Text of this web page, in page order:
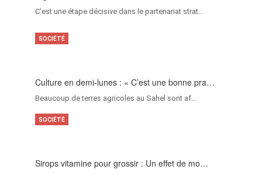
C’est une étape décisive dans le partenariat strat…
Culture en demi-lunes : « C’est une bonne pra…
Beaucoup de terres agricoles au Sahel sont af…
SOCIÉTÉ
Sirops vitamine pour grossir : Un effet de mo…
SOCIÉTÉ